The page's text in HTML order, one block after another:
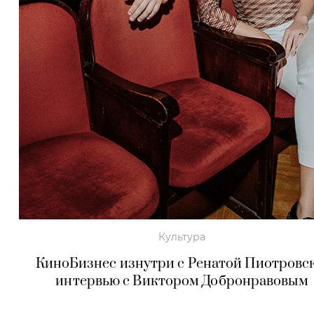
Культура
КиноБизнес изнутри с Ренатой
интервью с Виктором Добронравовым